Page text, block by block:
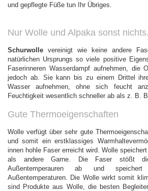
und gepflegte Füße tun Ihr Übriges.
Nur Wolle und Alpaka sonst
Schurwolle vereinigt wie keine andere
natürlichen Ursprungs so viele positive
Faserinneren Wasserdampf aufnehmen, die
jedoch ab. Sie kann bis zu einem Drittel
Wasser aufnehmen, ohne sich feucht
Feuchtigkeit wesentlich schneller ab als z. B.
Gute Thermoeigenschaften
Wolle verfügt über sehr gute
und somit ein erstklassiges
innen hohle Faser erreicht wird. Wolle
als andere Garne. Die Faser stößt
Außentemperauren ab und
Außentemperaturen. Die Wolle wirkt somit
sind Produkte aus Wolle, die besten